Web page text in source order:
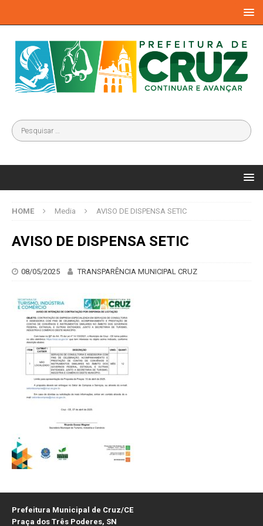
HOME Media AVISO DE DISPENSA SETIC
AVISO DE DISPENSA SETIC
08/05/2025 TRANSPARÊNCIA MUNICIPAL CRUZ
Prefeitura Municipal de Cruz/CE
Praça dos Três Poderes, SN